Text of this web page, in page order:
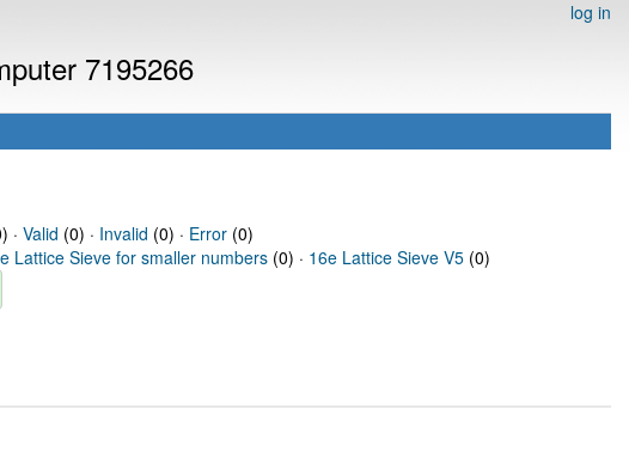
log in
7195266
· Valid (0) · Invalid (0) · Error(0)
Lattice Sieve for smaller numbers (0) · 16e Lattice Sieve V5 (0)